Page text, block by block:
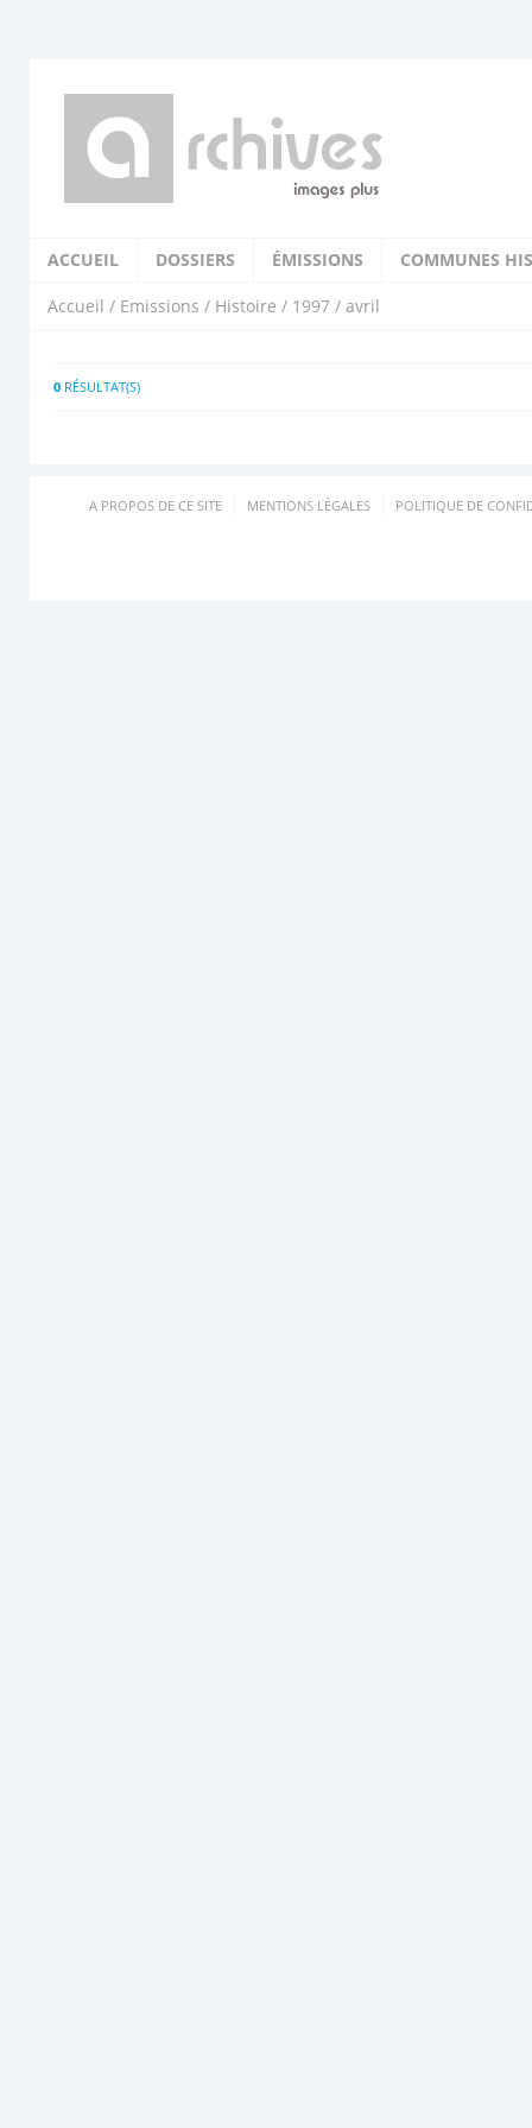
ACCUEIL DOSSIERS ÉMISSIONS COMMUNES
Accueil / Emissions / Histoire / 1997 / avril
0 RÉSULTAT(S)
A PROPOS DE CE SITE MENTIONS LÉGALES POLITIQUE DE